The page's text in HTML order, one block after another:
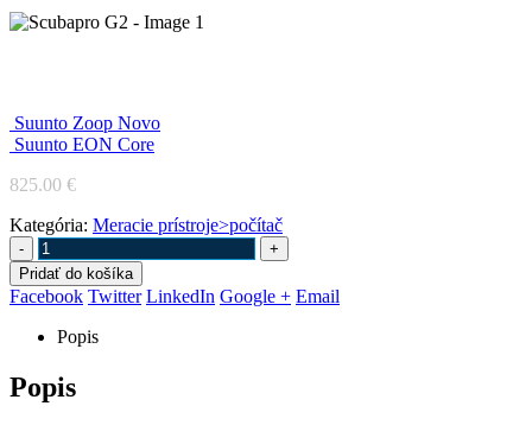
Suunto Zoop Novo
Suunto EON Core
825.00 €
Kategória: Meracie prístroje>počítač
-
+
Pridať do košíka
Facebook Twitter LinkedIn Google + Email
Popis
Popis